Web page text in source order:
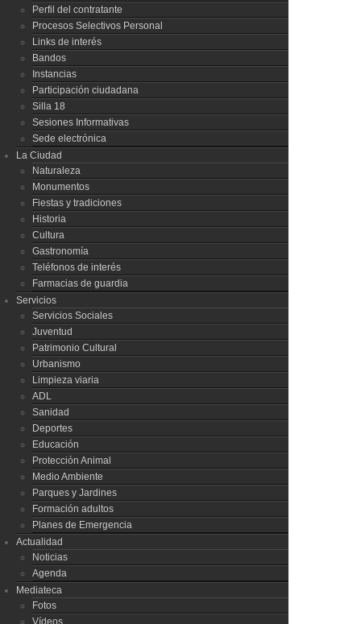
Perfil del contratante
Procesos Selectivos Personal
Links de interés
Bandos
Instancias
Participación ciudadana
Silla 18
Sesiones Informativas
Sede electrónica
La Ciudad
Naturaleza
Monumentos
Fiestas y tradiciones
Historia
Cultura
Gastronomía
Teléfonos de interés
Farmacias de guardia
Servicios
Servicios Sociales
Juventud
Patrimonio Cultural
Urbanismo
Limpieza viaria
ADL
Sanidad
Deportes
Educación
Protección Animal
Medio Ambiente
Parques y Jardines
Formación adultos
Planes de Emergencia
Actualidad
Noticias
Agenda
Mediateca
Fotos
Vídeos